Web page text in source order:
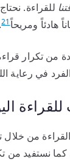
للقراءة.
هادئاً ومريحاً21
.
من تكرار
في رعاية
من
كما نستفيد من